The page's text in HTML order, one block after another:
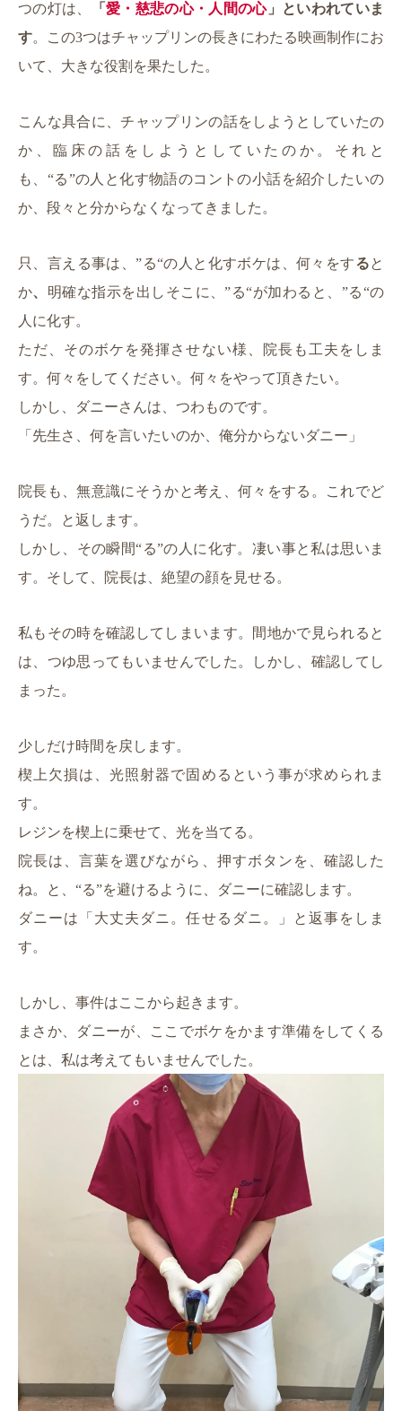
つの灯は、
「愛・慈悲の心・人間の心」といわれていま
す。この3つはチャップリンの長きにわたる映画制作にお
いて、大きな役割を果たした。
こんな具合に、チャップリンの話をしようとしていたの
か、臨床の話をしようとしていたのか。それと
も、“る”の人と化す物語のコントの小話を紹介したいの
か、段々と分からなくなってきました。
只、言える事は、”る“の人と化すボケは、何々をすると
か、 明確な指示を出しそこに、”る“が加わると、”る“の
人に化す。
ただ、そのボケを発揮させない様、院長も工夫をしま
す。何々をしてください。何々をやって頂きたい。
しかし、ダニーさんは、つわものです。
「先生さ、何を言いたいのか、俺分からないダニー」
院長も、無意識にそうかと考え、何々をする。これでど
うだ。と返します。
しかし、その瞬間“る”の人に化す。凄い事と私は思いま
す。そして、院長は、絶望の顔を見せる。
私もその時を確認してしまいます。間地かで見られると
は、つゆ思ってもいませんでした。しかし、確認してし
まった。
少しだけ時間を戻します。
楔上欠損は、光照射器で固めるという事が求められま
す。
レジンを楔上に乗せて、光を当てる。
院長は、言葉を選びながら、押すボタンを、確認した
ね。と、“る”を避けるように、ダニーに確認します。
ダニーは「大丈夫ダニ。任せるダニ。」と返事をしま
す。
しかし、事件はここから起きます。
まさか、ダニーが、ここでボケをかます準備をしてくる
とは、私は考えてもいませんでした。